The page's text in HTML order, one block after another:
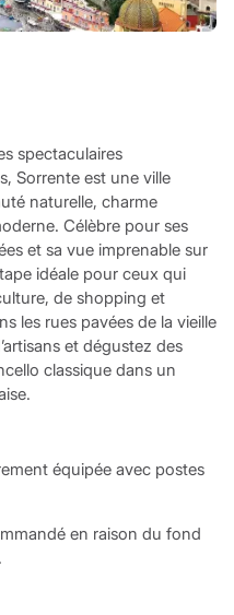
spectaculaires
Sorrente est une ville
naturelle, charme
Célèbre pour ses
et sa vue imprenable sur
idéale pour ceux qui
de shopping et
les rues pavées de la vieille
et dégustez des
classique dans un
équipée avec postes
en raison du fond